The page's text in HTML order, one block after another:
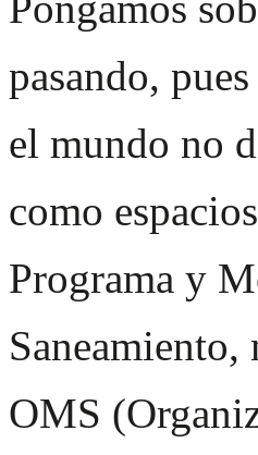
pasando,
el mundo no
como
Programa y
Saneamiento,
OMS